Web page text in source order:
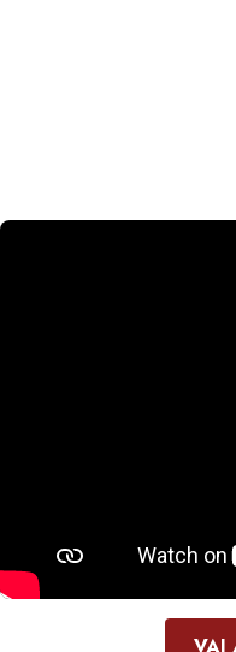
VAI